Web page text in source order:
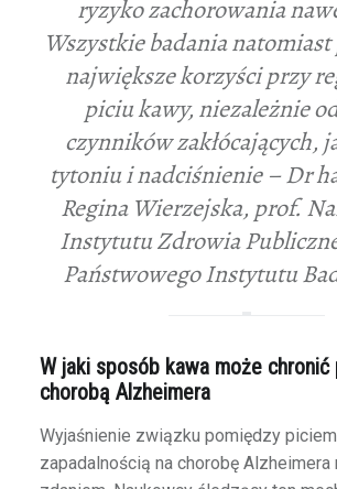
ryzyko zachorowania
Wszystkie badania
największe korzyści przy
piciu kawy, niezależnie
czynników zakłócających,
tytoniu i nadciśnienie – Dr
Regina Wierzejska, prof.
Instytutu Zdrowia
Państwowego Instytutu
W jaki sposób kawa może chronić
chorobą Alzheimera
Wyjaśnienie związku pomiędzy
zapadalnością na chorobę Alzheimera